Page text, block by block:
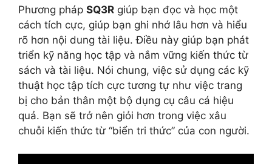
Phương pháp SQ3R giúp bạn đọc và học một
cách tích cực, giúp bạn ghi nhớ lâu hơn và hiểu
rõ hơn nội dung tài liệu. Điều này giúp bạn phát
triển kỹ năng học tập và nắm vững kiến thức từ
sách và tài liệu. Nói chung, việc sử dụng các kỹ
thuật học tập tích cực tương tự như việc trang
bị cho bản thân một bộ dụng cụ câu cá hiệu
quả. Bạn sẽ trở nên giỏi hơn trong việc xâu
chuỗi kiến thức từ “biển tri thức” của con người.